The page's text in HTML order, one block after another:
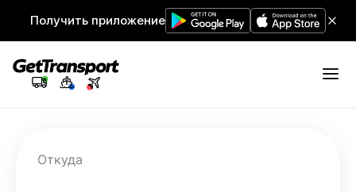
Получить приложение
Откуда